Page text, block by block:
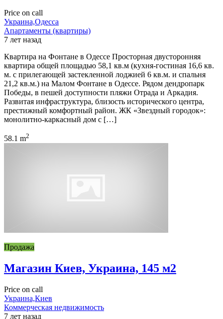
Price on call
Украина,Одесса
Апартаменты (квартиры)
7 лет назад
Квартира на Фонтане в Одессе Просторная двусторонняя
квартира общей площадью 58,1 кв.м (кухня-гостиная 16,6 кв.
м. с прилегающей застекленной лоджией 6 кв.м. и спальня
21,2 кв.м.) на Малом Фонтане в Одессе. Рядом дендропарк
Победы, в пешей доступности пляжи Отрада и Аркадия.
Развитая инфраструктура, близость исторического центра,
престижный комфортный район. ЖК «Звездный городок»:
монолитно-каркасный дом с […]
58.1 m2
Продажа
Магазин Киев, Украина, 145 м2
Price on call
Украина,Киев
Коммерческая недвижимость
7 лет назад